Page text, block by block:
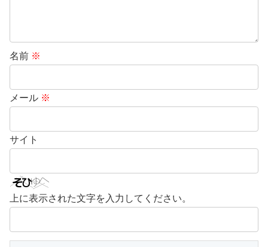
名前 ※
メール ※
サイト
上に表示された文字を入力してください。